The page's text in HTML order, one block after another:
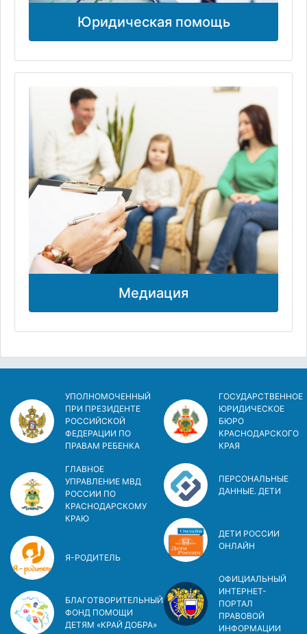
Юридическая помощь
Медиация
УПОЛНОМОЧЕННЫЙ
ПРИ ПРЕЗИДЕНТЕ
РОССИЙСКОЙ
ФЕДЕРАЦИИ ПО
ПРАВАМ РЕБЕНКА
ГЛАВНОЕ
УПРАВЛЕНИЕ МВД
РОССИИ ПО
КРАСНОДАРСКОМУ
КРАЮ
Я-РОДИТЕЛЬ
БЛАГОТВОРИТЕЛЬНЫЙ
ФОНД ПОМОЩИ
ДЕТЯМ «КРАЙ ДОБРА»
ГОСУДАРСТВЕННОЕ
ЮРИДИЧЕСКОЕ
БЮРО
КРАСНОДАРСКОГО
КРАЯ
ПЕРСОНАЛЬНЫЕ
ДАННЫЕ. ДЕТИ
ДЕТИ РОССИИ
ОНЛАЙН
ОФИЦИАЛЬНЫЙ
ИНТЕРНЕТ-
ПОРТАЛ
ПРАВОВОЙ
ИНФОРМАЦИИ